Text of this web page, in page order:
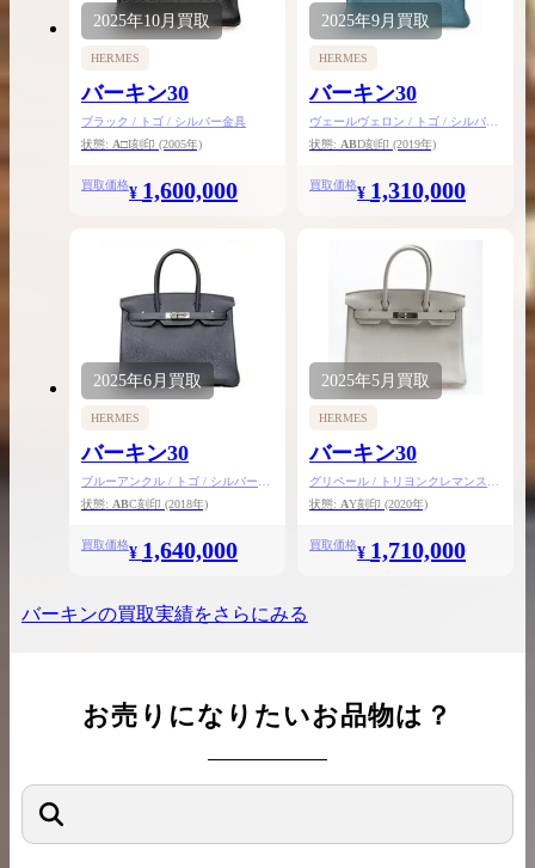
2025年10月 買取
HERMES
バーキン30
ブラック / トゴ / シルバー金具
状態: A□I刻印 (2005年)
買取価格¥ 1,600,000
2025年9月 買取
HERMES
バーキン30
ヴェールヴェロン / トゴ / シルバー
金具
状態: ABD刻印 (2019年)
買取価格¥ 1,310,000
2025年6月 買取
HERMES
バーキン30
ブルーアンクル / トゴ / シルバー金
具
状態: ABC刻印 (2018年)
買取価格¥ 1,640,000
2025年5月 買取
HERMES
バーキン30
グリペール / トリヨンクレマンス /
シルバー金具
状態: AY刻印 (2020年)
買取価格¥ 1,710,000
バーキンの買取実績をさらにみる
お売りになりたいお品物は？